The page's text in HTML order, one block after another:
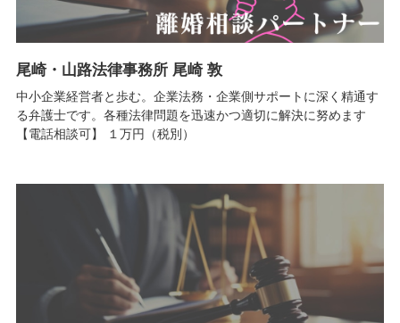
尾崎・山路法律事務所 尾崎 敦
中小企業経営者と歩む。企業法務・企業側サポートに深く精通す
る弁護士です。各種法律問題を迅速かつ適切に解決に努めます
【電話相談可】 １万円（税別）